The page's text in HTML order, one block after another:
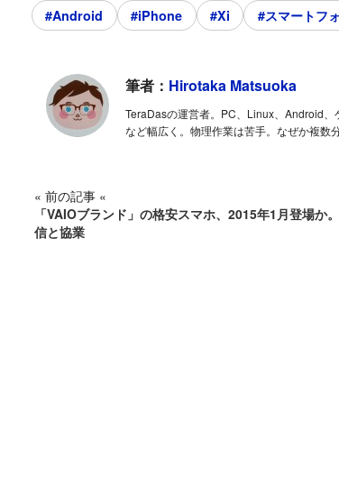
#Android #iPhone #Xi #スマートフ
筆者： Hirotaka Matsuoka
TeraDasの運営者。PC、Linux、Android
など幅広く。物理作業は苦手。なぜか複数
« 前の記事 «
「VAIOブランド」の格安スマホ、2015年1月登場か
信と協業